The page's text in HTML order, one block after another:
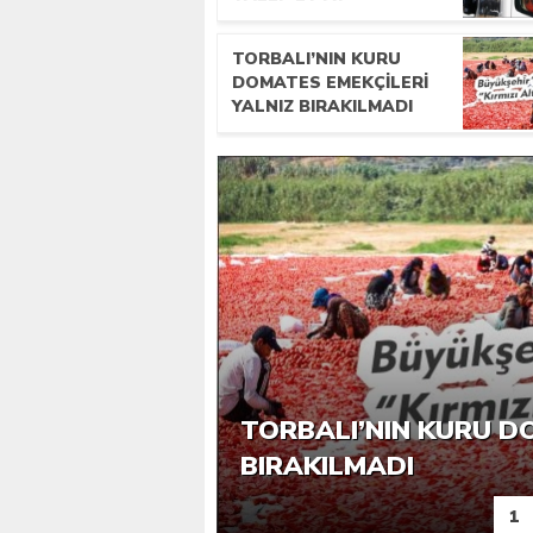
TORBALI’NIN KURU
DOMATES EMEKÇILERI
YALNIZ BIRAKILMADI
ERTUĞRUL’DA 3,9
ICRADAN SATIŞA
İZMIR’DE
ETTI?
OGM’DEN KRITIK
MESAFEDE ANIZ
TORBALI’NIN KURU
BIRAKILMADI
1